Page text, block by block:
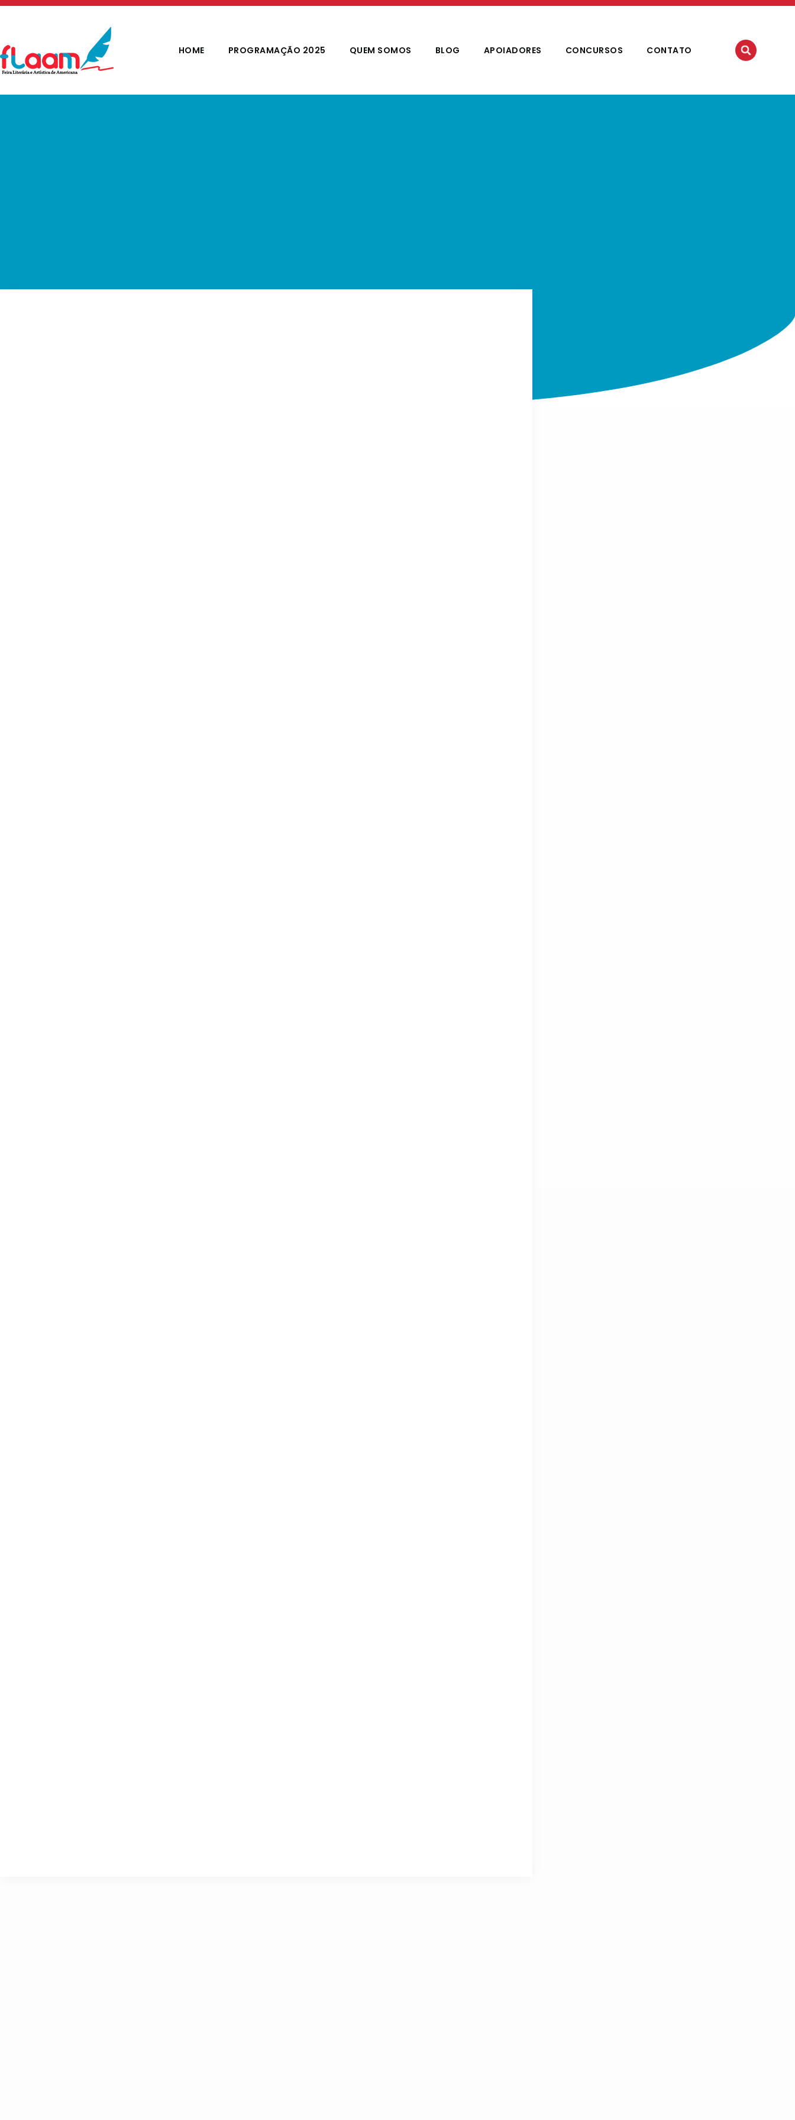
HOME PROGRAMAÇÃO 2025 QUEM SOMOS BLOG APOIADORES CONCURSOS CONTATO